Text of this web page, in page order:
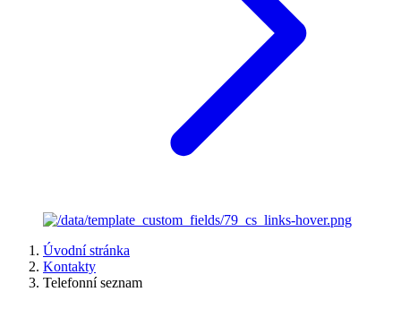
Úvodní stránka
Kontakty
Telefonní seznam